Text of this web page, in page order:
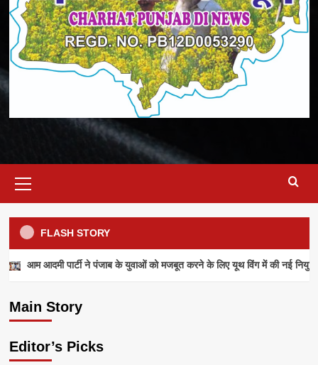
Menu
FLASH STORY
आम आदमी पार्टी ने पंजाब के युवाओं को मजबूत करने के लिए यूथ विंग में की नई
Main Story
आम आदमी पार्टी ने पंजाब के युवाओं को मजबूत करने के
admin July 28, 2026
Editor’s Picks